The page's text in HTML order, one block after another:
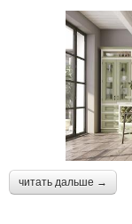
читать дальше →